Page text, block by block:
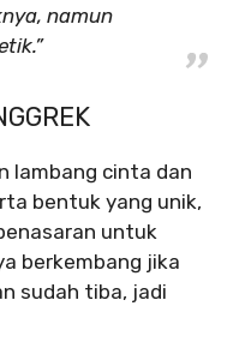
namun
lambang cinta dan
bentuk yang unik,
untuk
berkembang jika
sudah tiba, jadi